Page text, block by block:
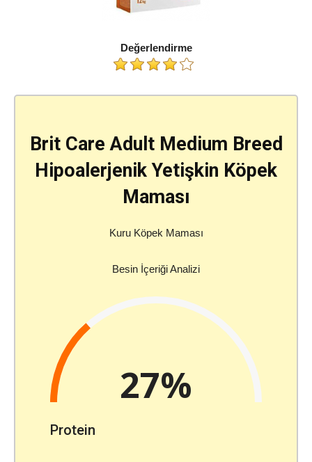
Değerlendirme
Brit Care Adult Medium Breed
Hipoalerjenik Yetişkin Köpek
Maması
Kuru Köpek Maması
Besin İçeriği Analizi
27%
Protein